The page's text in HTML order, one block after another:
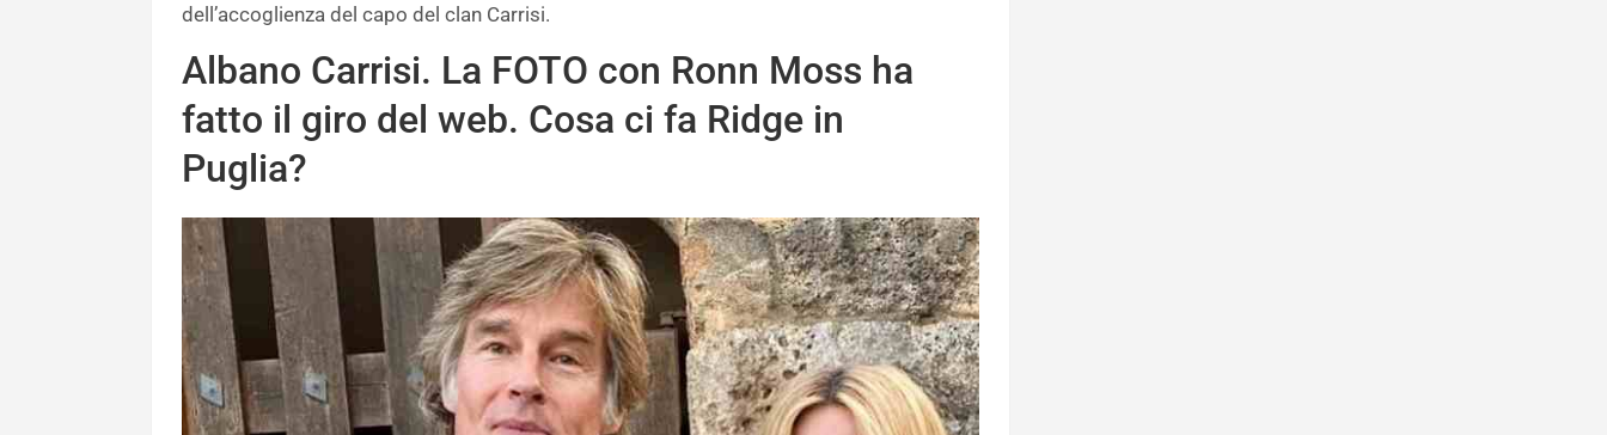
dell’accoglienza del capo del clan Carrisi.
Albano Carrisi. La FOTO con Ronn Moss ha
fatto il giro del web. Cosa ci fa Ridge in
Puglia?